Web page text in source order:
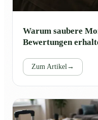
Warum saubere
Bewertungen
Zum Artikel→